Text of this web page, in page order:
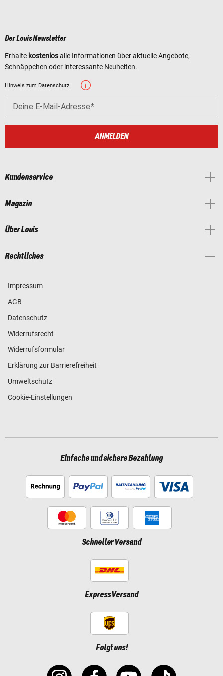
Der Louis Newsletter
Erhalte kostenlosalle Informationen über aktuelle Angebote,
Schnäppchen oder interessante Neuheiten.
Hinweis zum Datenschutz
Deine E-Mail-Adresse
ANMELDEN
Kundenservice
Magazin
Über Louis
Rechtliches
Impressum
AGB
Datenschutz
Widerrufsrecht
Widerrufsformular
Erklärung zur Barrierefreiheit
Umweltschutz
Cookie-Einstellungen
Einfache und sichere Bezahlung
Schneller Versand
Express Versand
Folgt uns!